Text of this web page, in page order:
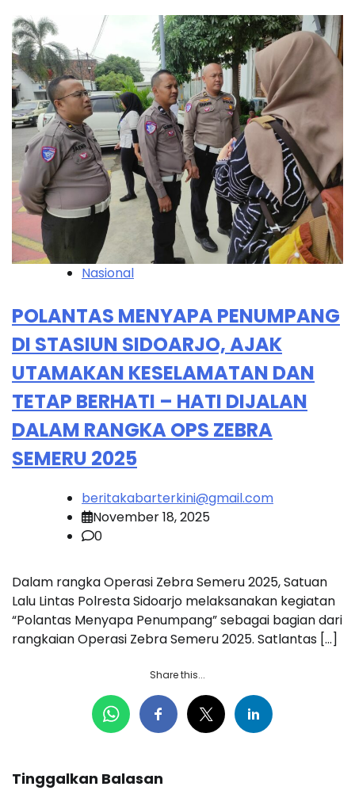
Nasional
POLANTAS MENYAPA PENUMPANG
DI STASIUN SIDOARJO, AJAK
UTAMAKAN KESELAMATAN DAN
TETAP BERHATI – HATI DIJALAN
DALAM RANGKA OPS ZEBRA
SEMERU 2025
beritakabarterkini@gmail.com
November 18, 2025
0
Dalam rangka Operasi Zebra Semeru 2025, Satuan
Lalu Lintas Polresta Sidoarjo melaksanakan kegiatan
“Polantas Menyapa Penumpang” sebagai bagian dari
rangkaian Operasi Zebra Semeru 2025. Satlantas […]
Share this...
Tinggalkan Balasan